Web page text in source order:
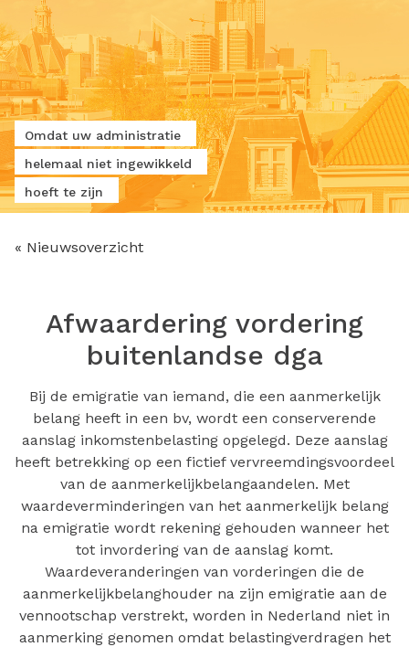
Omdat uw administratie
helemaal niet ingewikkeld
hoeft te zijn
« Nieuwsoverzicht
Afwaardering vordering
buitenlandse dga
Bij de emigratie van iemand, die een aanmerkelijk
belang heeft in een bv, wordt een conserverende
aanslag inkomstenbelasting opgelegd. Deze aanslag
heeft betrekking op een fictief vervreemdingsvoordeel
van de aanmerkelijkbelangaandelen. Met
waardeverminderingen van het aanmerkelijk belang
na emigratie wordt rekening gehouden wanneer het
tot invordering van de aanslag komt.
Waardeveranderingen van vorderingen die de
aanmerkelijkbelanghouder na zijn emigratie aan de
vennootschap verstrekt, worden in Nederland niet in
aanmerking genomen omdat belastingverdragen het